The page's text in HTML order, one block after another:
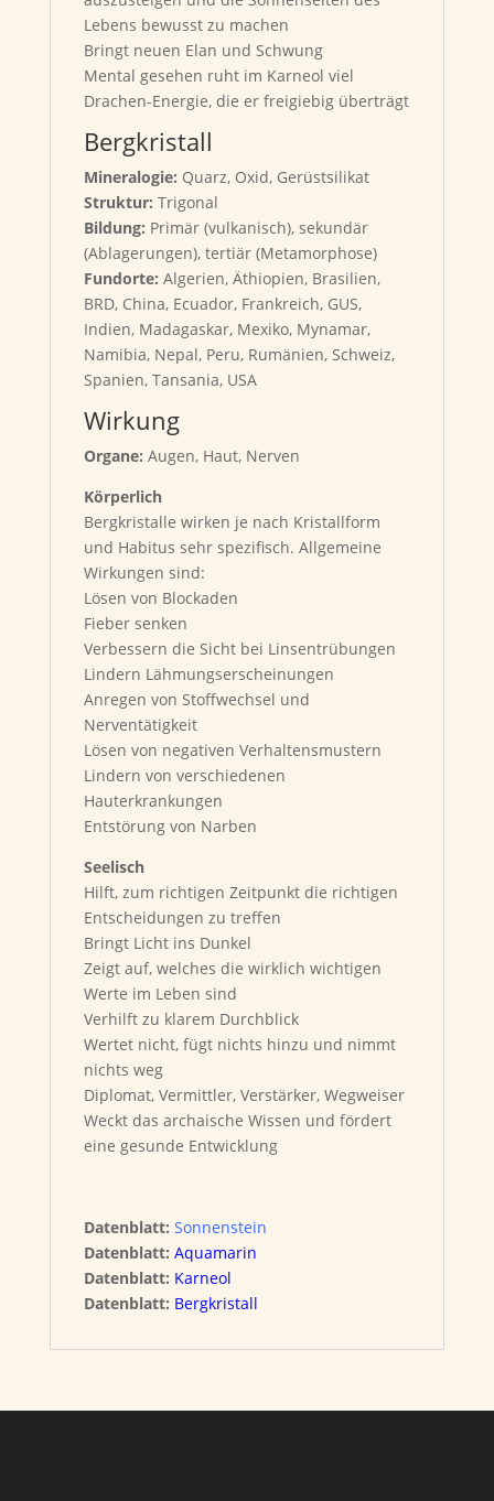
Lebens bewusst zu machen
Bringt neuen Elan und Schwung
Mental gesehen ruht im Karneol viel
Drachen-Energie, die er freigiebig überträgt
Bergkristall
Mineralogie: Quarz, Oxid, Gerüstsilikat
Struktur: Trigonal
Bildung: Primär (vulkanisch), sekundär
(Ablagerungen), tertiär (Metamorphose)
Fundorte: Algerien, Äthiopien, Brasilien,
BRD, China, Ecuador, Frankreich, GUS,
Indien, Madagaskar, Mexiko, Mynamar,
Namibia, Nepal, Peru, Rumänien, Schweiz,
Spanien, Tansania, USA
Wirkung
Organe: Augen, Haut, Nerven
Körperlich
Bergkristalle wirken je nach Kristallform
und Habitus sehr spezifisch. Allgemeine
Wirkungen sind:
Lösen von Blockaden
Fieber senken
Verbessern die Sicht bei Linsentrübungen
Lindern Lähmungserscheinungen
Anregen von Stoffwechsel und
Nerventätigkeit
Lösen von negativen Verhaltensmustern
Lindern von verschiedenen
Hauterkrankungen
Entstörung von Narben
Seelisch
Hilft, zum richtigen Zeitpunkt die richtigen
Entscheidungen zu treffen
Bringt Licht ins Dunkel
Zeigt auf, welches die wirklich wichtigen
Werte im Leben sind
Verhilft zu klarem Durchblick
Wertet nicht, fügt nichts hinzu und nimmt
nichts weg
Diplomat, Vermittler, Verstärker, Wegweiser
Weckt das archaische Wissen und fördert
eine gesunde Entwicklung
Datenblatt: Sonnenstein
Datenblatt: Aquamarin
Datenblatt: Karneol
Datenblatt: Bergkristall